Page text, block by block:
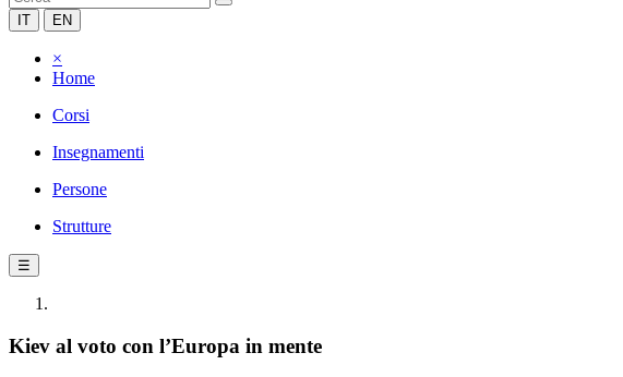
IT EN
×
Home
Corsi
Insegnamenti
Persone
Strutture
☰
Kiev al voto con l’Europa in mente